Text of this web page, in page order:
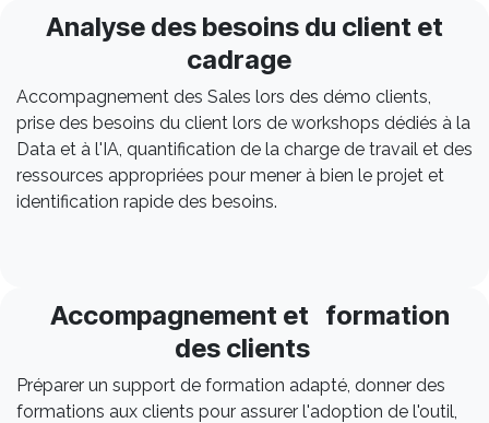
Analyse des besoins du client et
cadrage
Accompagnement des Sales lors des démo clients,
prise des besoins du client lors de workshops dédiés à la
Data et à l'IA, quantification de la charge de travail et des
ressources appropriées pour mener à bien le projet et
identification rapide des besoins.
Accompagnement et formation
des clients
Préparer un support de formation adapté, donner des
formations aux clients pour assurer l'adoption de l'outil,